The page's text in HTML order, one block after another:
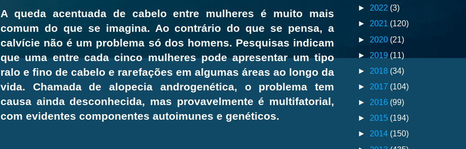
A queda acentuada de cabelo entre mulheres é muito mais
comum do que se imagina. Ao contrário do que se pensa, a
calvície não é um problema só dos homens. Pesquisas indicam
que uma entre cada cinco mulheres pode apresentar um tipo
ralo e fino de cabelo e rarefações em algumas áreas ao longo da
vida. Chamada de alopecia androgenética, o problema tem
causa ainda desconhecida, mas provavelmente é multifatorial,
com evidentes componentes autoimunes e genéticos.
► 2022 (3)
► 2021 (120)
► 2020 (21)
► 2019 (11)
► 2018 (34)
► 2017 (104)
► 2016 (99)
► 2015 (194)
► 2014 (150)